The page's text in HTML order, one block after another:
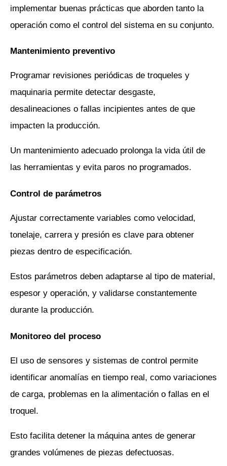
implementar buenas prácticas que aborden tanto la
operación como el control del sistema en su conjunto.
Mantenimiento preventivo
Programar revisiones periódicas de troqueles y
maquinaria permite detectar desgaste,
desalineaciones o fallas incipientes antes de que
impacten la producción.
Un mantenimiento adecuado prolonga la vida útil de
las herramientas y evita paros no programados.
Control de parámetros
Ajustar correctamente variables como velocidad,
tonelaje, carrera y presión es clave para obtener
piezas dentro de especificación.
Estos parámetros deben adaptarse al tipo de material,
espesor y operación, y validarse constantemente
durante la producción.
Monitoreo del proceso
El uso de sensores y sistemas de control permite
identificar anomalías en tiempo real, como variaciones
de carga, problemas en la alimentación o fallas en el
troquel.
Esto facilita detener la máquina antes de generar
grandes volúmenes de piezas defectuosas.